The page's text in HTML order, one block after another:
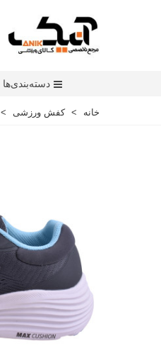
دسته‌بندی‌ها
خانه > کفش ورزشی >